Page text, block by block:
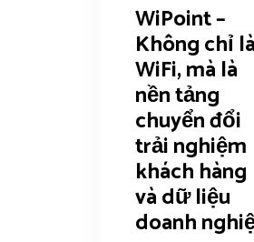
WiPoint –
Không chỉ là
WiFi, mà là
nền tảng
chuyển đổi
trải nghiệm
khách hàng
và dữ liệu
doanh